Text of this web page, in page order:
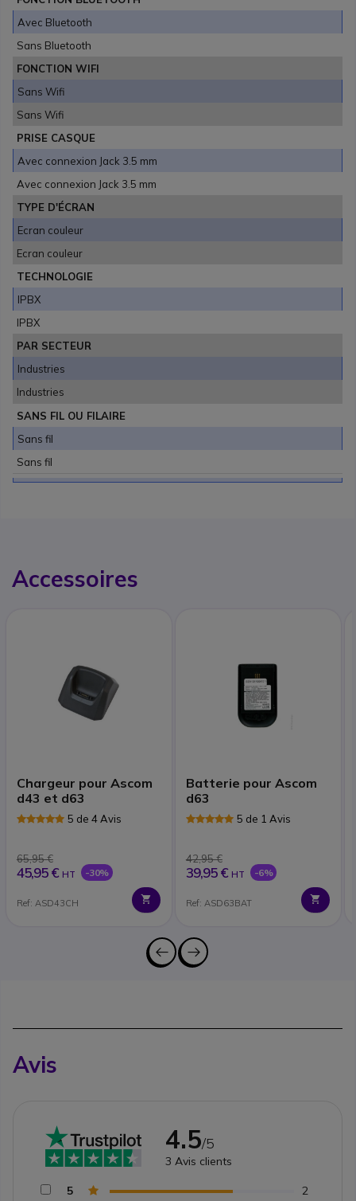
Avec Bluetooth
Sans Bluetooth
FONCTION WIFI
Sans Wifi
Sans Wifi
PRISE CASQUE
Avec connexion Jack 3.5 mm
Avec connexion Jack 3.5 mm
TYPE D'ÉCRAN
Ecran couleur
Ecran couleur
TECHNOLOGIE
IPBX
IPBX
PAR SECTEUR
Industries
Industries
SANS FIL OU FILAIRE
Sans fil
Sans fil
Accessoires
Chargeur pour Ascom
d43 et d63
5 de 4 Avis
65,95 €
45,95 € HT -30%
Ref: ASD43CH
Batterie pour Ascom
d63
5 de 1 Avis
42,95 €
39,95 € HT -6%
Ref: ASD63BAT
Avis
4.5/5
3 Avis clients
5 2